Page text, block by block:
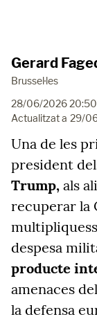
Gerard
Brussel·les
28/06/2026 20:50
Actualitzat a 29/
Una de les
president
Trump, als
recuperar la
despesa
producte
amenaces
la defensa